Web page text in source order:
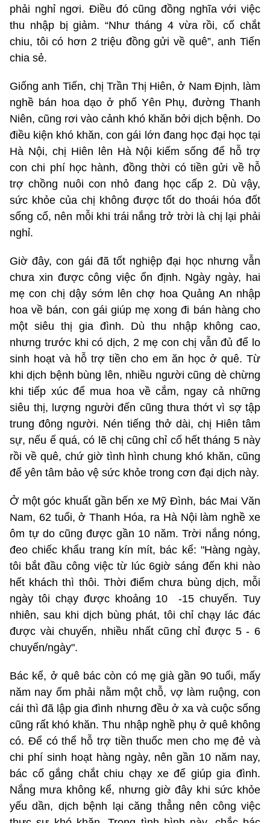
phải nghỉ ngơi. Điều đó cũng đồng nghĩa với việc
thu nhập bị giảm. “Như tháng 4 vừa rồi, cố chắt
chiu, tôi có hơn 2 triệu đồng gửi về quê”, anh Tiến
chia sẻ.
Giống anh Tiến, chị Trần Thị Hiên, ở Nam Định, làm
nghề bán hoa dạo ở phố Yên Phụ, đường Thanh
Niên, cũng rơi vào cảnh khó khăn bởi dịch bệnh. Do
điều kiện khó khăn, con gái lớn đang học đại học tại
Hà Nội, chị Hiên lên Hà Nội kiếm sống để hỗ trợ
con chi phí học hành, đồng thời có tiền gửi về hỗ
trợ chồng nuôi con nhỏ đang học cấp 2. Dù vậy,
sức khỏe của chị không được tốt do thoái hóa đốt
sổng cổ, nên mỗi khi trái nắng trở trời là chị lại phải
nghỉ.
Giờ đây, con gái đã tốt nghiệp đại học nhưng vẫn
chưa xin được công việc ổn định. Ngày ngày, hai
mẹ con chị dậy sớm lên chợ hoa Quảng An nhập
hoa về bán, con gái giúp mẹ xong đi bán hàng cho
một siêu thị gia đình. Dù thu nhập không cao,
nhưng trước khi có dịch, 2 mẹ con chị vẫn đủ để lo
sinh hoạt và hỗ trợ tiền cho em ăn học ở quê. Từ
khi dịch bệnh bùng lên, nhiều người cũng dè chừng
khi tiếp xúc để mua hoa về cắm, ngay cả những
siêu thị, lượng người đến cũng thưa thớt vì sợ tập
trung đông người. Nén tiếng thở dài, chị Hiên tâm
sự, nếu ế quá, có lẽ chị cũng chỉ cố hết tháng 5 này
rồi về quê, chứ giờ tình hình chung khó khăn, cũng
để yên tâm bảo vệ sức khỏe trong cơn đại dịch này.
Ở một góc khuất gần bến xe Mỹ Đình, bác Mai Văn
Nam, 62 tuổi, ở Thanh Hóa, ra Hà Nội làm nghề xe
ôm tự do cũng được gần 10 năm. Trời nắng nóng,
đeo chiếc khẩu trang kín mít, bác kể: "Hàng ngày,
tôi bắt đầu công việc từ lúc 6giờ sáng đến khi nào
hết khách thì thôi. Thời điểm chưa bùng dịch, mỗi
ngày tôi chạy được khoảng 10 -15 chuyến. Tuy
nhiên, sau khi dịch bùng phát, tôi chỉ chạy lác đác
được vài chuyến, nhiều nhất cũng chỉ được 5 - 6
chuyến/ngày".
Bác kể, ở quê bác còn có mẹ già gần 90 tuổi, mấy
năm nay ốm phải nằm một chỗ, vợ làm ruộng, con
cái thì đã lập gia đình nhưng đều ở xa và cuộc sống
cũng rất khó khăn. Thu nhập nghề phụ ở quê không
có. Để có thể hỗ trợ tiền thuốc men cho mẹ đẻ và
chi phí sinh hoạt hàng ngày, nên gần 10 năm nay,
bác cố gắng chắt chiu chạy xe để giúp gia đình.
Nắng mưa không kể, nhưng giờ đây khi sức khỏe
yếu dần, dịch bệnh lại căng thẳng nên công việc